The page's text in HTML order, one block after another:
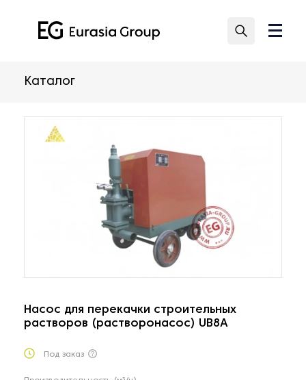
Каталог
Насос для перекачки строительных
растворов (растворонасос) UB8A
Под заказ